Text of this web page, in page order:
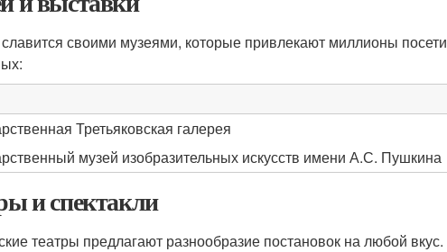
своими музеями, которые привлекают миллионы
Третьяковская галерея
музей изобразительных искусств имени А.С. Пушкина
и спектакли
театры предлагают разнообразие постановок на любой